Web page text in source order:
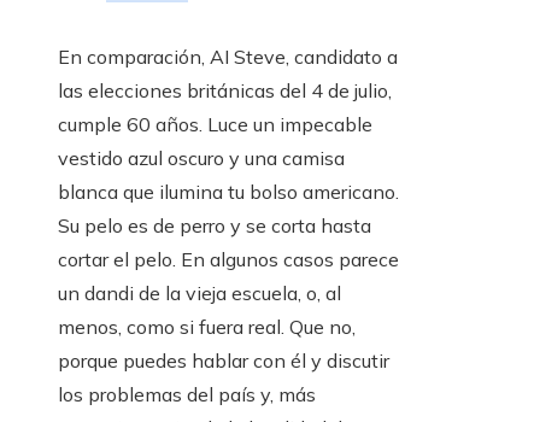
En comparación, AI Steve, candidato a
las elecciones británicas del 4 de julio,
cumple 60 años. Luce un impecable
vestido azul oscuro y una camisa
blanca que ilumina tu bolso americano.
Su pelo es de perro y se corta hasta
cortar el pelo. En algunos casos parece
un dandi de la vieja escuela, o, al
menos, como si fuera real. Que no,
porque puedes hablar con él y discutir
los problemas del país y, más